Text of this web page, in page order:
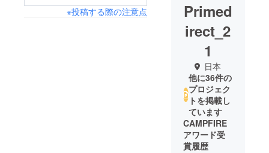
※投稿する際の注意点
Primed
irect_2
1
日本
他に36件の
プロジェク
トを掲載し
ています
CAMPFIRE
アワード受
賞履歴